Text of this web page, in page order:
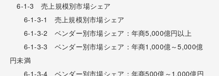
6-1-3 売上規模別市場シェア
6-1-3-1 売上規模別市場シェア
6-1-3-2 ベンダー別市場シェア：年商5,000億円以上
6-1-3-3 ベンダー別市場シェア：年商1,000億～5,000億
円未満
6-1-3-4 ベンダー別市場シェア：年商500億～1,000億円